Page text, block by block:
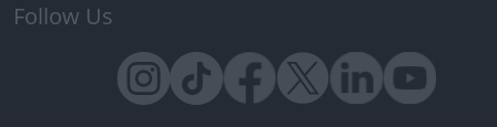
Follow Us